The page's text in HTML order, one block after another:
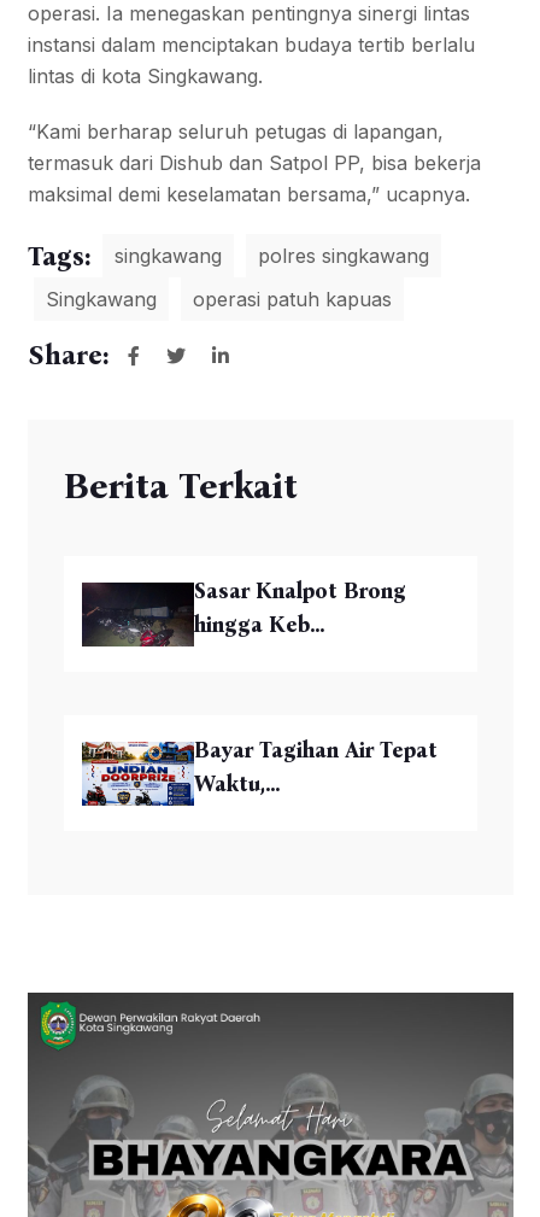
operasi. Ia menegaskan pentingnya sinergi lintas
instansi dalam menciptakan budaya tertib berlalu
lintas di kota Singkawang.
“Kami berharap seluruh petugas di lapangan,
termasuk dari Dishub dan Satpol PP, bisa bekerja
maksimal demi keselamatan bersama,” ucapnya.
Tags: singkawang
polres singkawang
Singkawang
operasi patuh kapuas
Share:
Berita Terkait
Sasar Knalpot Brong
hingga Keb...
Bayar Tagihan Air Tepat
Waktu,...